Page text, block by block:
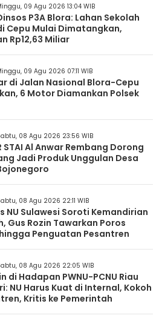
09 Agu 2026 13:04 WIB
P3A Blora: Lahan Sekolah
Cepu Mulai Dimatangkan,
Rp12,63 Miliar
09 Agu 2026 07:11 WIB
di Jalan Nasional Blora-Cepu
6 Motor Diamankan Polsek
08 Agu 2026 23:56 WIB
STAI Al Anwar Rembang Dorong
Jadi Produk Unggulan Desa
08 Agu 2026 22:11 WIB
NU Sulawesi Soroti Kemandirian
Gus Rozin Tawarkan Poros
Penguatan Pesantren
08 Agu 2026 22:05 WIB
di Hadapan PWNU-PCNU Riau
NU Harus Kuat di Internal, Kokoh
Kritis ke Pemerintah